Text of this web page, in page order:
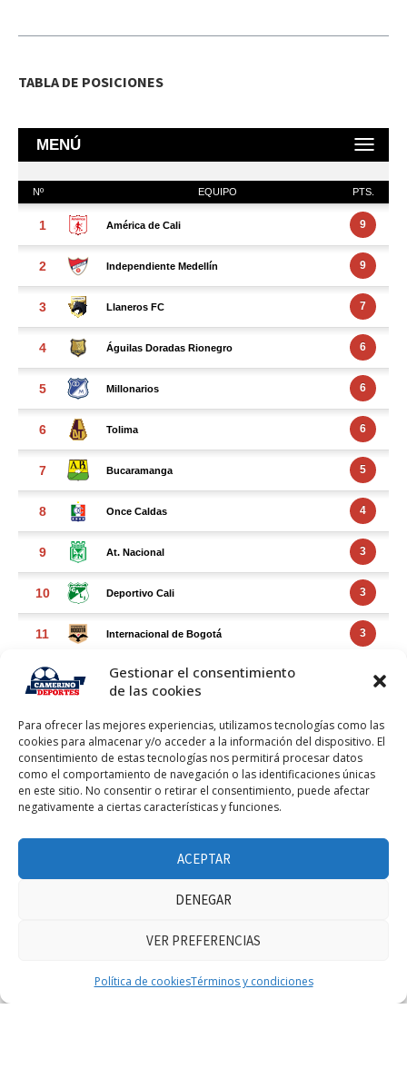
Gestionar el consentimiento
de las cookies
Para ofrecer las mejores experiencias, utilizamos tecnologías como las
cookies para almacenar y/o acceder a la información del dispositivo. El
consentimiento de estas tecnologías nos permitirá procesar datos
como el comportamiento de navegación o las identificaciones únicas
en este sitio. No consentir o retirar el consentimiento, puede afectar
negativamente a ciertas características y funciones.
ACEPTAR
DENEGAR
VER PREFERENCIAS
Política de cookiesTérminos y condiciones
TABLA DE POSICIONES
FACEBOOK FEED
Facebook Feed
Haz clic para aceptar márketing cookies y
habilitar este contenido